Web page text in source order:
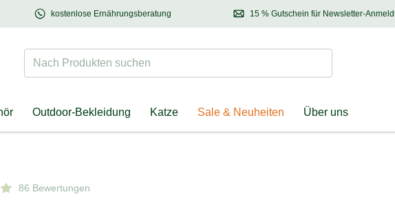
– mit Herz für Hund & Halter 15 % Gutschein für Newsletter-
Entdecken Sie
kostenlose Ernährungsberatung
Kontaktieren Sie unsere
Ernährungsberatung:
Nach Produkten suchen Suchen
Outdoor-Bekleidung Katze Sale & Neuheiten Über uns
86 Bewertungen